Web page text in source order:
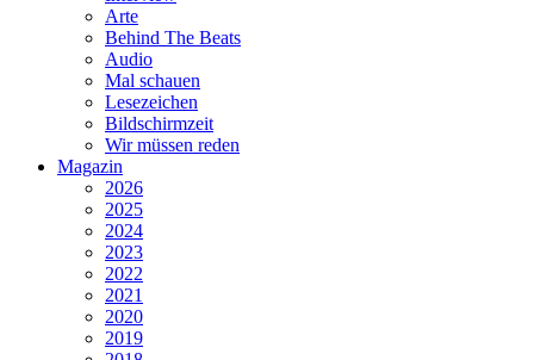
Arte
Behind The Beats
Audio
Mal schauen
Lesezeichen
Bildschirmzeit
Wir müssen reden
Magazin
2026
2025
2024
2023
2022
2021
2020
2019